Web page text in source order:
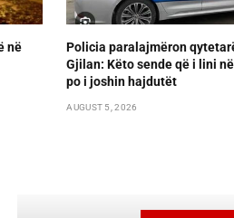
në
Policia paralajmëron
Gjilan: Këto sende që i lini
po i joshin hajdutët
AUGUST 5, 2026